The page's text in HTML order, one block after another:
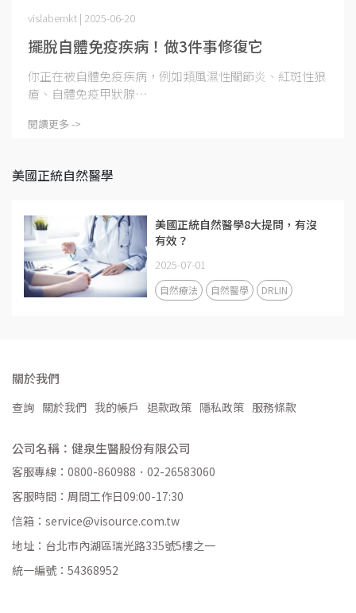
擺脫自體免疫疾病！做3件事修復它
vislabemkt | 2025-06-20
你正在被自體免疫疾病，例如類風濕性關節炎、紅斑性狼
瘡、自體免疫甲狀腺⋯
閱讀更多 ->
美國正統自然醫學
美國正統自然醫學8大提問，有沒
有效？
2025-07-01
自然療法 自然醫學 DRLIN
關於我們
查詢 關於我們 我的帳戶 退款政策 隱私政策 服務條款
公司名稱：健泉生醫股份有限公司
客服專線：0800-860988．02-26583060
客服時間：周間工作日09:00-17:30
信箱：service@visource.com.tw
地址：台北市內湖區瑞光路335號5樓之一
統一編號：54368952